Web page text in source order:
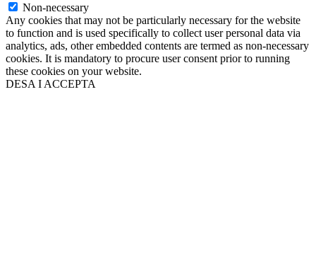
Non-necessary
Any cookies that may not be particularly necessary for the website
to function and is used specifically to collect user personal data via
analytics, ads, other embedded contents are termed as non-necessary
cookies. It is mandatory to procure user consent prior to running
these cookies on your website.
DESA I ACCEPTA